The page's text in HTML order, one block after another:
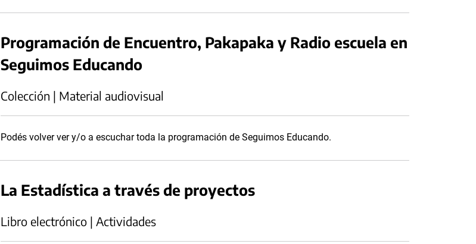
Programación de Encuentro, Pakapaka y Radio escuela en
Seguimos Educando
Colección | Material audiovisual
Podés volver ver y/o a escuchar toda la programación de Seguimos Educando.
La Estadística a través de proyectos
Libro electrónico | Actividades